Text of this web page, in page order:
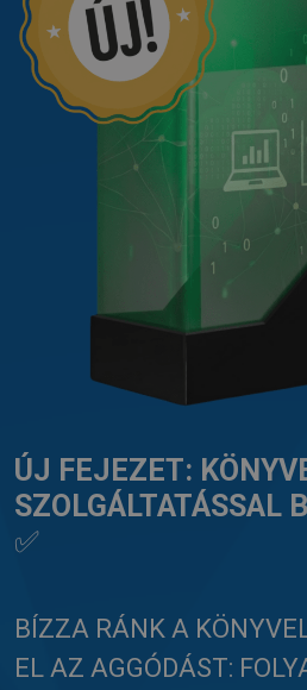
ÚJ FEJEZET:
SZOLGÁLTATÁSSAL
✅
BÍZZA RÁNK A
EL AZ AGGÓDÁST: